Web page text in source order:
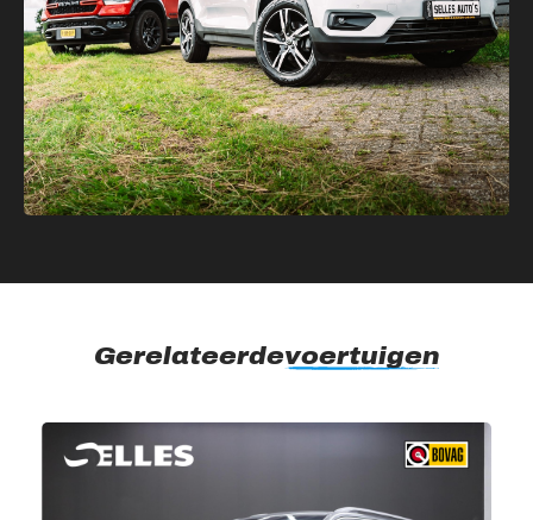
Gerelateerdevoertuigen